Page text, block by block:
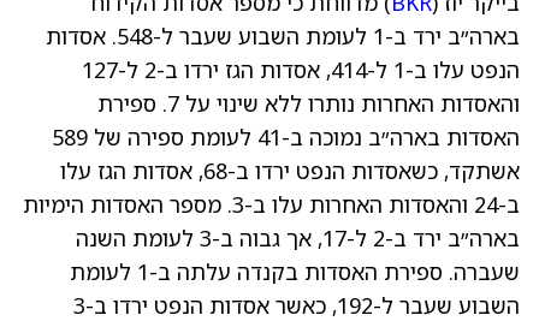
בארה״ב ירד ב-1 לעומת השבוע שעבר ל-548. אסדות
הנפט עלו ב-1 ל-414, אסדות הגז ירדו ב-2 ל-127
והאסדות האחרות נותרו ללא שינוי על 7. ספירת
האסדות בארה״ב נמוכה ב-41 לעומת ספירה של 589
אשתקד, כשאסדות הנפט ירדו ב-68, אסדות הגז עלו
ב-24 והאסדות האחרות עלו ב-3. מספר האסדות הימיות
בארה״ב ירד ב-2 ל-17, אך גבוה ב-3 לעומת השנה
שעברה. ספירת האסדות בקנדה עלתה ב-1 לעומת
השבוע שעבר ל-192, כאשר אסדות הנפט ירדו ב-3